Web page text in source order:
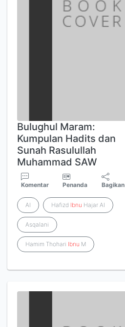
Bulughul Maram:
Kumpulan Hadits dan
Sunah Rasulullah
Muhammad SAW
Komentar Penanda Bagikan
Al Hafizd Ibnu Hajar Al
Asqalani
Hamim Thohari Ibnu M